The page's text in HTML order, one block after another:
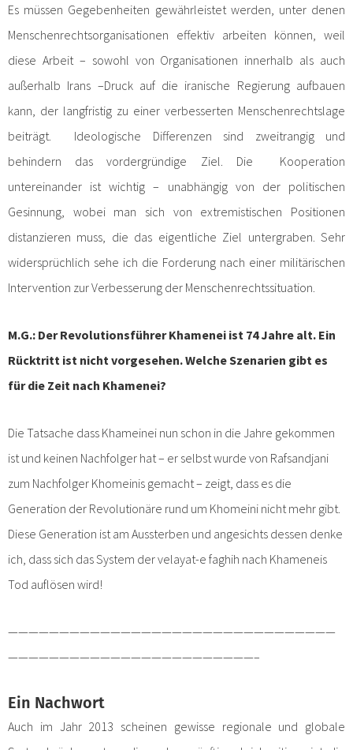
Es müssen Gegebenheiten gewährleistet werden, unter denen
Menschenrechtsorganisationen effektiv arbeiten können, weil
diese Arbeit – sowohl von Organisationen innerhalb als auch
außerhalb Irans –Druck auf die iranische Regierung aufbauen
kann, der langfristig zu einer verbesserten Menschenrechtslage
beiträgt. Ideologische Differenzen sind zweitrangig und
behindern das vordergründige Ziel. Die Kooperation
untereinander ist wichtig – unabhängig von der politischen
Gesinnung, wobei man sich von extremistischen Positionen
distanzieren muss, die das eigentliche Ziel untergraben. Sehr
widersprüchlich sehe ich die Forderung nach einer militärischen
Intervention zur Verbesserung der Menschenrechtssituation.
M.G.: Der Revolutionsführer Khamenei ist 74 Jahre alt. Ein
Rücktritt ist nicht vorgesehen. Welche Szenarien gibt es
für die Zeit nach Khamenei?
Die Tatsache dass Khameinei nun schon in die Jahre gekommen
ist und keinen Nachfolger hat – er selbst wurde von Rafsandjani
zum Nachfolger Khomeinis gemacht – zeigt, dass es die
Generation der Revolutionäre rund um Khomeini nicht mehr gibt.
Diese Generation ist am Aussterben und angesichts dessen denke
ich, dass sich das System der velayat-e faghih nach Khameneis
Tod auflösen wird!
————————————————————————————————
————————————————————————–
Ein Nachwort
Auch im Jahr 2013 scheinen gewisse regionale und globale